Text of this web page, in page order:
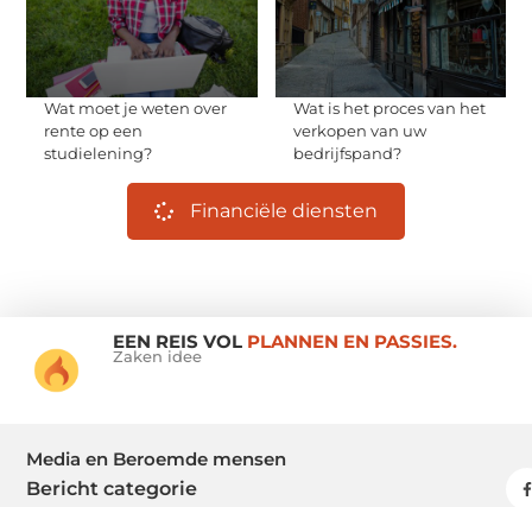
Wat moet je weten over
rente op een
studielening?
Wat is het proces van het
verkopen van uw
bedrijfspand?
Financiële diensten
EEN REIS VOL PLANNEN EN PASSIES.
Zaken idee
Media en Beroemde mensen
Bericht categorie